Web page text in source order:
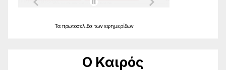
Τα πρωτοσέλιδα των εφημερίδων
Ο Καιρός